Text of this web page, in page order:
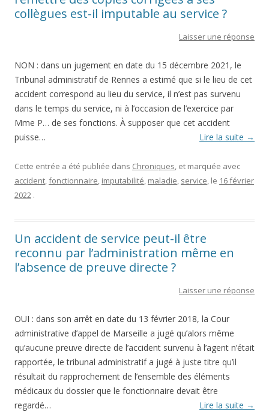
collègues est-il imputable au service ?
Laisser une réponse
NON : dans un jugement en date du 15 décembre 2021, le
Tribunal administratif de Rennes a estimé que si le lieu de cet
accident correspond au lieu du service, il n’est pas survenu
dans le temps du service, ni à l’occasion de l’exercice par
Mme P… de ses fonctions. À supposer que cet accident
puisse…
Lire la suite →
Cette entrée a été publiée dans Chroniques, et marquée avec
accident,fonctionnaire, imputabilité, maladie, service, le 16 février
2022 .
Un accident de service peut-il être
reconnu par l’administration même en
l’absence de preuve directe ?
Laisser une réponse
OUI : dans son arrêt en date du 13 février 2018, la Cour
administrative d’appel de Marseille a jugé qu’alors même
qu’aucune preuve directe de l’accident survenu à l’agent n’était
rapportée, le tribunal administratif a jugé à juste titre qu’il
résultait du rapprochement de l’ensemble des éléments
médicaux du dossier que le fonctionnaire devait être
regardé…
Lire la suite →